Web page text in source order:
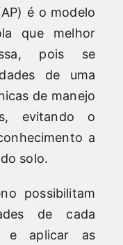
é o modelo
que melhor
pois se
de uma
de manejo
evitando o
a
solo.
possibilitam
de cada
e aplicar as